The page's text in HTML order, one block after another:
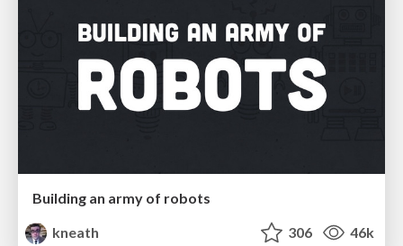
Building an army of robots
kneath
306 46k